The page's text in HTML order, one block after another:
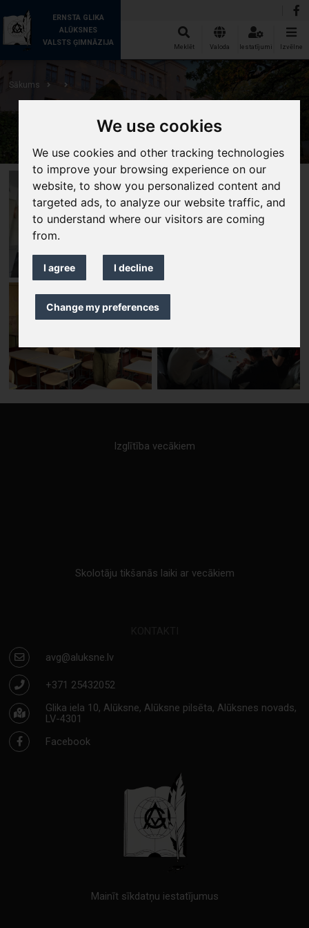
We use cookies
We use cookies and other tracking technologies
to improve your browsing experience on our
website, to show you personalized content and
targeted ads, to analyze our website traffic, and
to understand where our visitors are coming
from.
I agree I decline
Change my preferences
ERNSTA GLIKA
ALŪKSNES
VALSTS ĢIMNĀZIJA
Izvēlne
Iestatījumi
Valoda
Meklēt
Sākums
Izglītība vecākiem
Skolotāju tikšanās laiki ar vecākiem
avg@aluksne.lv
+371 25432052
Glika iela 10, Alūksne, Alūksne pilsēta, Alūksnes novads,
LV-4301
Facebook
Mainīt sīkdatņu iestatījumus